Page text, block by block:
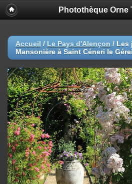
Photothèque Orne
Accueil / Le Pays d'Alençon / Les
Mansonière à Saint Céneri le Gérei